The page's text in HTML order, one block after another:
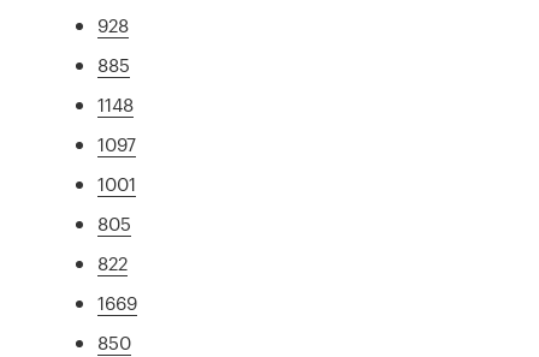
928
885
1148
1097
1001
805
822
1669
850